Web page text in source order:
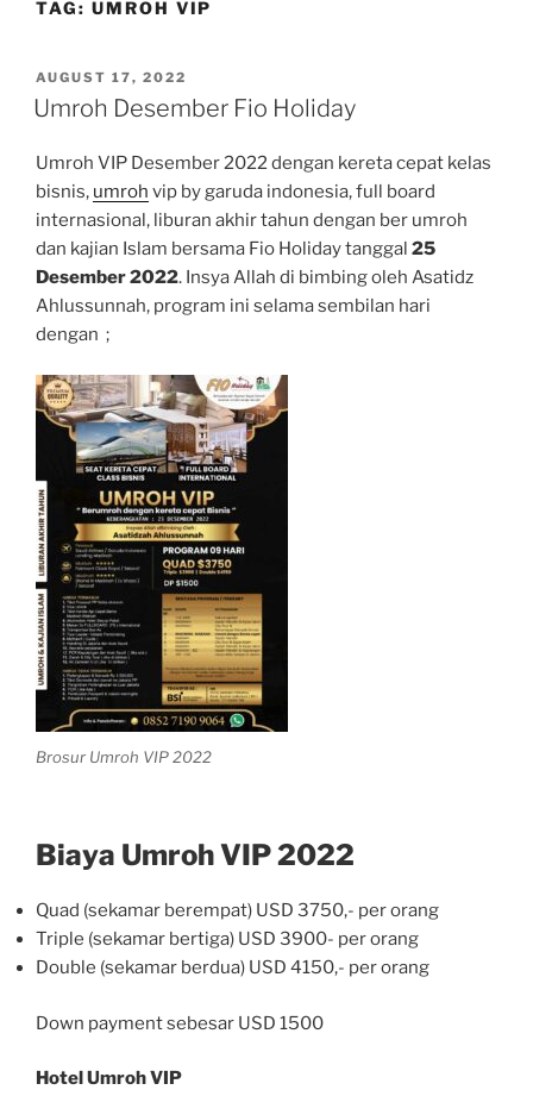
TAG: UMROH VIP
POSTED
ON
AUGUST 17, 2022
Umroh Desember Fio Holiday
Umroh VIP Desember 2022 dengan kereta cepat kelas
bisnis, umroh vip by garuda indonesia, full board
internasional, liburan akhir tahun dengan ber umroh
dan kajian Islam bersama Fio Holiday tanggal 25
Desember 2022. Insya Allah di bimbing oleh Asatidz
Ahlussunnah, program ini selama sembilan hari
dengan ;
Brosur Umroh VIP 2022
Biaya Umroh VIP 2022
Quad (sekamar berempat) USD 3750,- per orang
Triple (sekamar bertiga) USD 3900- per orang
Double (sekamar berdua) USD 4150,- per orang
Down payment sebesar USD 1500
Hotel Umroh VIP